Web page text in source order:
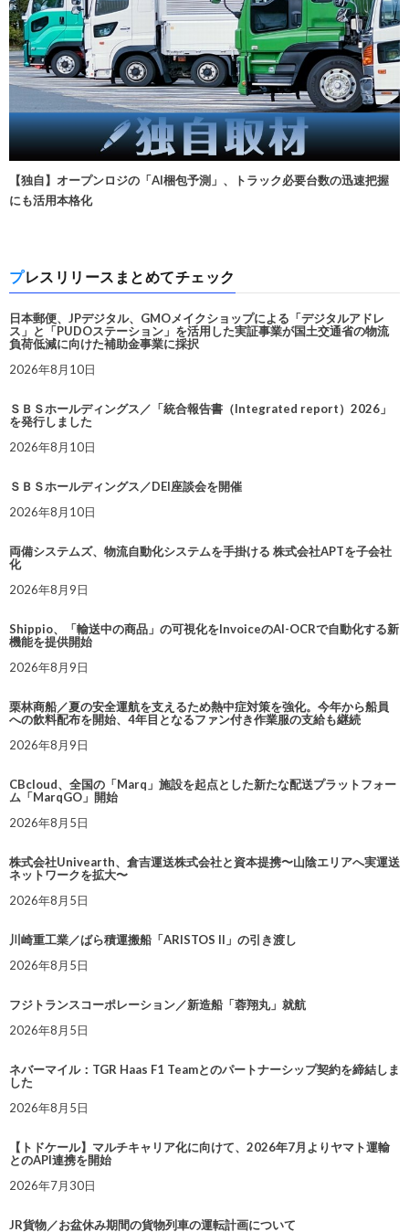
【独自】オープンロジの「AI梱包予測」、トラック必要台数の迅速把握
にも活用本格化
プレスリリースまとめてチェック
日本郵便、JPデジタル、GMOメイクショップによる「デジタルアドレ
ス」と「PUDOステーション」を活用した実証事業が国土交通省の物流
負荷低減に向けた補助金事業に採択
2026年8月10日
ＳＢＳホールディングス／「統合報告書（Integrated report）2026」
を発行しました
2026年8月10日
ＳＢＳホールディングス／DEI座談会を開催
2026年8月10日
両備システムズ、物流自動化システムを手掛ける 株式会社APTを子会社
化
2026年8月9日
Shippio、「輸送中の商品」の可視化をInvoiceのAI-OCRで自動化する新
機能を提供開始
2026年8月9日
栗林商船／夏の安全運航を支えるため熱中症対策を強化。今年から船員
への飲料配布を開始、4年目となるファン付き作業服の支給も継続
2026年8月9日
CBcloud、全国の「Marq」施設を起点とした新たな配送プラットフォー
ム「MarqGO」開始
2026年8月5日
株式会社Univearth、倉吉運送株式会社と資本提携〜山陰エリアへ実運送
ネットワークを拡大〜
2026年8月5日
川崎重工業／ばら積運搬船「ARISTOS II」の引き渡し
2026年8月5日
フジトランスコーポレーション／新造船「蓉翔丸」就航
2026年8月5日
ネバーマイル：TGR Haas F1 Teamとのパートナーシップ契約を締結しま
した
2026年8月5日
【トドケール】マルチキャリア化に向けて、2026年7月よりヤマト運輸
とのAPI連携を開始
2026年7月30日
JR貨物／お盆休み期間の貨物列車の運転計画について